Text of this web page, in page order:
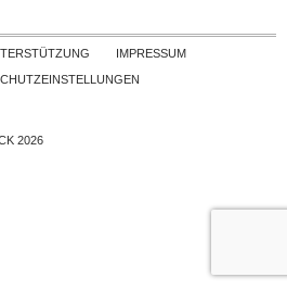
Skip to contentIMPRESSUM
2026